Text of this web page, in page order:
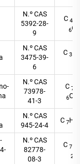
N.º CAS
5392-28-
9
C 4
6O
N.º CAS
3475-39-
6
C 3H
N.º CAS
73978-
41-3
C 7
6
N.º CAS
945-24-4
C 7H
N.º CAS
82778-
08-3
C 7
2